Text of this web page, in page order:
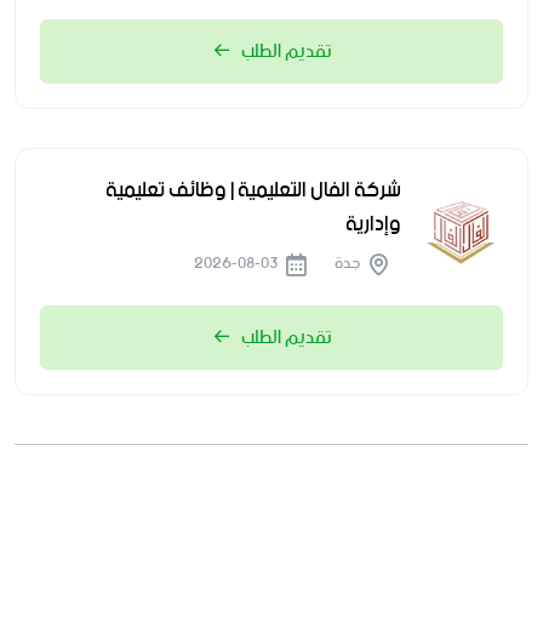
تقديم الطلب
شركة الفال التعليمية | وظائف تعليمية
وإدارية
جدة
تقديم الطلب